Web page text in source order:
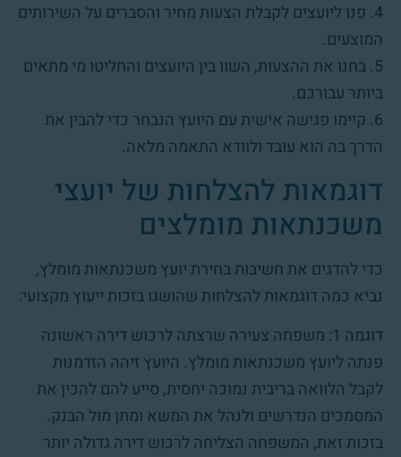
4. פנו ליועצים לקבלת הצעות מחיר והסברים על השירותים
המוצעים.
5. בחנו את ההצעות, השוו בין היועצים והחליטו מי מתאים
ביותר עבורכם.
6. קיימו פגישה אישית עם היועץ הנבחר כדי להבין את
הדרך בה הוא עובד ולוודא התאמה מלאה.
דוגמאות להצלחות של יועצי
משכנתאות מומלצים
כדי להדגים את חשיבות בחירת יועץ משכנתאות מומלץ,
נביא כמה דוגמאות להצלחות שהושגו בזכות ייעוץ מקצועי:
דוגמה 1: משפחה צעירה שרצתה לרכוש דירה ראשונה
פנתה ליועץ משכנתאות מומלץ. היועץ זיהה הזדמנות
לקבל הלוואה בריבית נמוכה יחסית, סייע להם להכין את
המסמכים הנדרשים ולנהל את המשא ומתן מול הבנק.
בזכות זאת, המשפחה הצליחה לרכוש דירה גדולה יותר